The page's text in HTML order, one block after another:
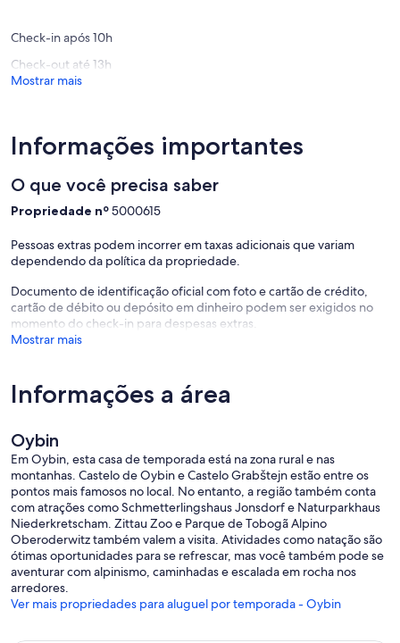
Check-in após 10h
Check-out até 13h
Mostrar mais
Informações importantes
O que você precisa saber
Propriedade nº5000615
Pessoas extras podem incorrer em taxas adicionais que variam
dependendo da política da propriedade.
Documento de identificação oficial com foto e cartão de crédito,
cartão de débito ou depósito em dinheiro podem ser exigidos no
momento do check-in para despesas extras.
Mostrar mais
Informações a área
Oybin
Em Oybin, esta casa de temporada está na zona rural e nas
montanhas. Castelo de Oybin e Castelo Grabštejn estão entre os
pontos mais famosos no local. No entanto, a região também conta
com atrações como Schmetterlingshaus Jonsdorf e Naturparkhaus
Niederkretscham. Zittau Zoo e Parque de Tobogã Alpino
Oberoderwitz também valem a visita. Atividades como natação são
ótimas oportunidades para se refrescar, mas você também pode se
aventurar com alpinismo, caminhadas e escalada em rocha nos
arredores.
Ver mais propriedades para aluguel por temporada - Oybin